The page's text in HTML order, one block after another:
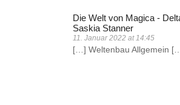
Die Welt von Magica -
Saskia Stanner
11. Januar 2022 at 14:45
[…] Weltenbau Allgemein